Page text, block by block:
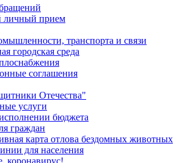
личный прием
транспорта и связи
городская среда
соглашения
Отечества"
услуги
бюджета
граждан
карта отлова бездомных животных
для населения
коронавирус!